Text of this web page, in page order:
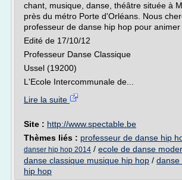
chant, musique, danse, théâtre située à
près du métro Porte d'Orléans. Nous
professeur de danse hip hop pour animer
Edité de 17/10/12
Professeur Danse Classique
Ussel (19200)
L'Ecole Intercommunale de...
Lire la suite
Site : http://www.spectable.be
Thèmes liés : professeur de danse hip
danser hip hop 2014 / ecole de danse
danse classique musique hip hop / danse
hip hop